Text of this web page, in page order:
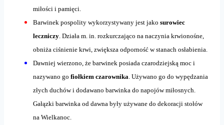
miłości i pamięci.
Barwinek pospolity wykorzystywany jest jako surowiec
leczniczy. Działa m. in. rozkurczająco na naczynia krwionośne,
obniża ciśnienie krwi, zwiększa odporność w stanach osłabienia.
Dawniej wierzono, że barwinek posiada czarodziejską moc i
nazywano go fiołkiem czarownika. Używano go do wypędzania
złych duchów i dodawano barwinka do napojów miłosnych.
Gałązki barwinka od dawna były używane do dekoracji stołów
na Wielkanoc.